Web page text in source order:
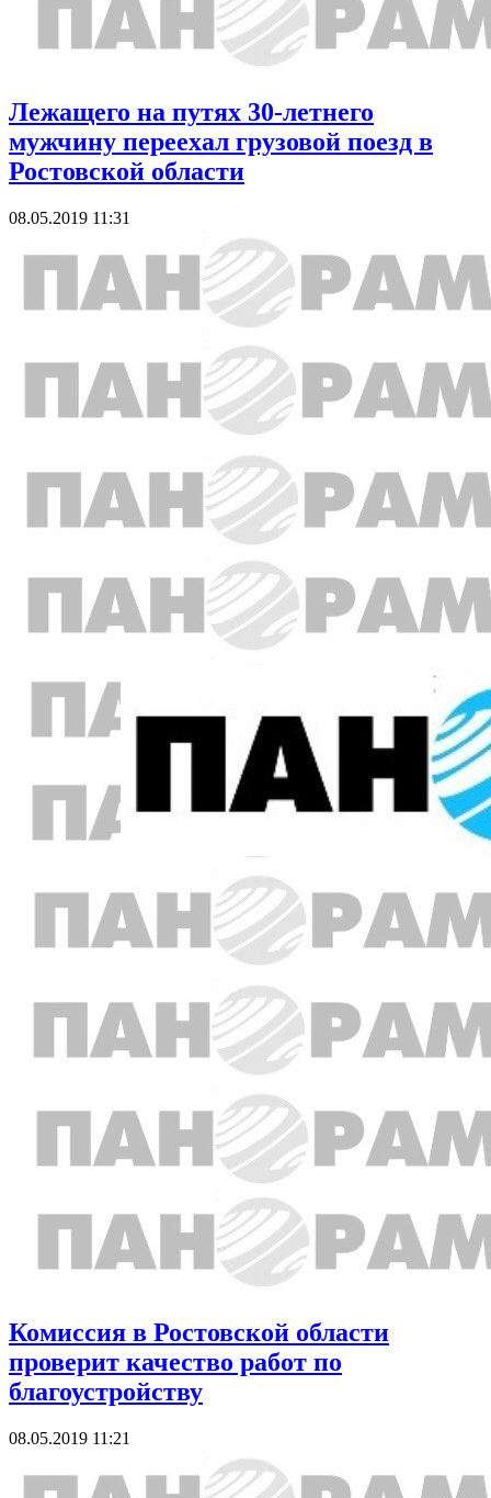
Лежащего на путях 30-летнего
мужчину переехал грузовой поезд в
Ростовской области
08.05.2019 11:31
Комиссия в Ростовской области
проверит качество работ по
благоустройству
08.05.2019 11:21